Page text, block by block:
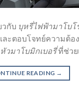
วกับ บุหรี่ไฟฟ้ามาโบโ
ละตอบโจทย์ความต้
หัวมาโบมิกเบอรี่ที่ช่วย
READING →